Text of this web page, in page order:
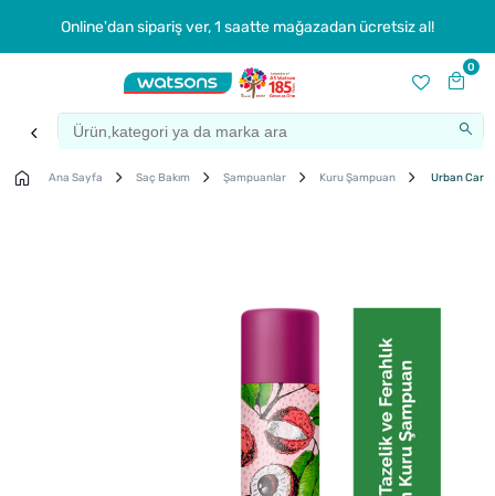
Online'dan sipariş ver, 1 saatte mağazadan ücretsiz al!
0
Ana Sayfa Saç Bakım Şampuanlar Kuru Şampuan Urban Care